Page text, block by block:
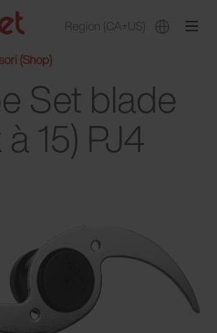
Region (CA+US)
(Shop)
Set blade
15) PJ4